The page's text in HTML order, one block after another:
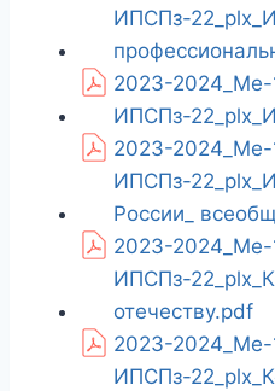
ИПСПз-
2023-
ИПСПз-
2023-
ИПСПз-
России_
2023-
ИПСПз-
отечеству.pdf
2023-
ИПСПз-